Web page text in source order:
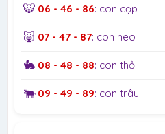
🐯 06 - 46 - 86: con cọp
🐷 07 - 47 - 87: con heo
🐇 08 - 48 - 88: con thỏ
🐃 09 - 49 - 89: con trâu